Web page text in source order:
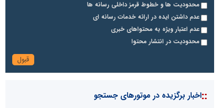
محدودیت ها و خطوط قرمز داخلی رسانه ها
عدم داشتن ایده در ارائه خدمات رسانه ای
عدم اعتبار ویژه به محتواهای خبری
محدودیت در انتشار محتوا
::اخبار برگزیده در موتورهای جستجو